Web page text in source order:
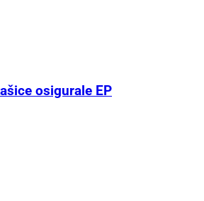
osigurale EP